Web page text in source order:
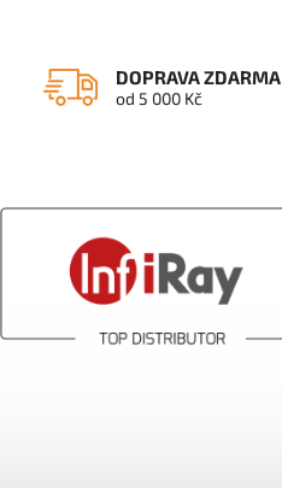
DOPRAVA ZDARMA
od 5 000 Kč